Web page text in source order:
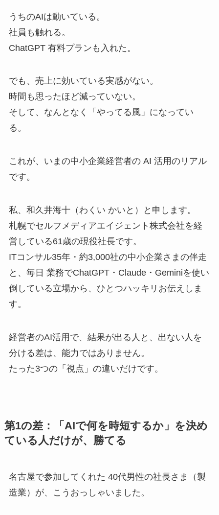
うちのAIは動いている。
社員も触れる。
ChatGPT 有料プランも入れた。
でも、売上に効いている実感がない。
時間も思ったほど減っていない。
そして、なんとなく「やってる風」になってい
る。
これが、いまの中小企業経営者の AI 活用のリアル
です。
私、和久井海十（わくい かいと）と申します。
札幌でセルフメディアエイジェント株式会社を経
営している61歳の現役社長です。
ITコンサル35年・約3,000社の中小企業さまの伴走
と、毎日 業務でChatGPT・Claude・Geminiを使い
倒している立場から、ひとつハッキリお伝えしま
す。
経営者のAI活用で、結果が出る人と、出ない人を
分ける差は、能力ではありません。
たった3つの「視点」の違いだけです。
第1の差：「AIで何を時短するか」を決め
ている人だけが、勝てる
名古屋で参加してくれた 40代男性の社長さま（製
造業）が、こうおっしゃいました。